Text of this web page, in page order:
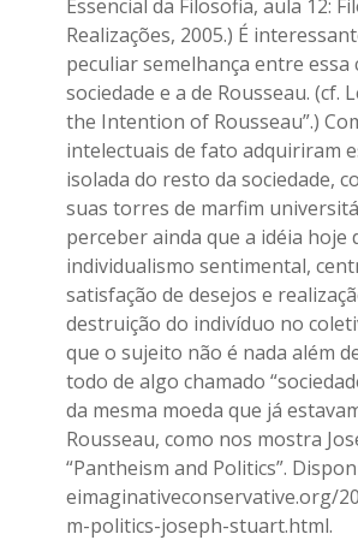
Essencial da Filosofia, aula 12:
Realizações, 2005.) É
peculiar semelhança entre essa
sociedade e a de Rousseau. (cf.
the Intention of Rousseau”.)
intelectuais de fato adquiriram
isolada do resto da sociedade,
suas torres de marfim
perceber ainda que a idéia hoje
individualismo sentimental,
satisfação de desejos e
destruição do indivíduo no
que o sujeito não é nada além
todo de algo chamado
da mesma moeda que já
Rousseau, como nos mostra
“Pantheism and Politics”.
eimaginativeconservative.org/
m-politics-joseph-stuart.html.